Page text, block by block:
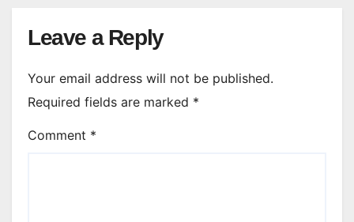
Leave a Reply
Your email address will not be published.
Required fields are marked *
Comment *